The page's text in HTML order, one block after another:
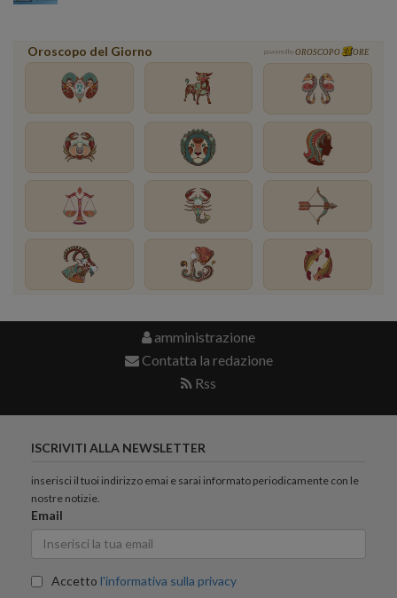
Oroscopo del Giorno powered by OROSCOPO ORE
amministrazione
Contatta la redazione
Rss
ISCRIVITI ALLA NEWSLETTER
inserisci il tuoi indirizzo emai e sarai informato periodicamente con le
nostre notizie.
Email
Accetto l'informativa sulla privacy